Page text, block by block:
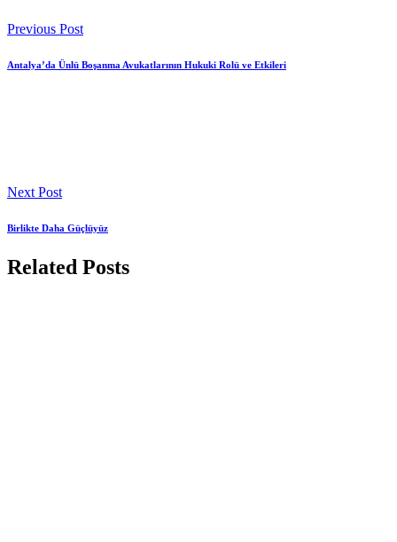
Previous Post
Antalya’da Ünlü Boşanma Avukatlarının Hukuki Rolü ve Etkileri
Next Post
Birlikte Daha Güçlüyüz
Related Posts